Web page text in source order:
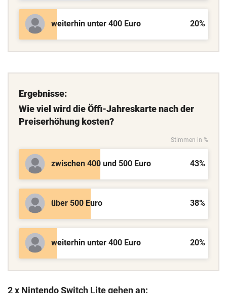
weiterhin unter 400 Euro 20%
Ergebnisse:
Wie viel wird die Öffi-Jahreskarte nach der
Preiserhöhung kosten?
Stimmen in %
zwischen 400 und 500 Euro 43%
über 500 Euro 38%
weiterhin unter 400 Euro 20%
2 x Nintendo Switch Litegehen an: